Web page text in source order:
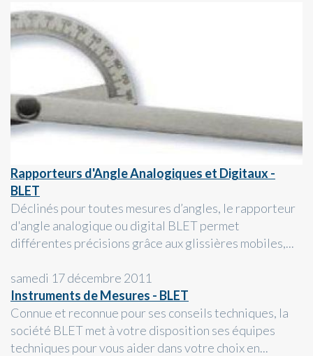
Rapporteurs d'Angle Analogiques et Digitaux -
BLET
Déclinés pour toutes mesures d’angles, le rapporteur
d'angle analogique ou digital BLET permet
différentes précisions grâce aux glissières mobiles,...
samedi 17 décembre 2011
Instruments de Mesures - BLET
Connue et reconnue pour ses conseils techniques, la
société BLET met à votre disposition ses équipes
techniques pour vous aider dans votre choix en...